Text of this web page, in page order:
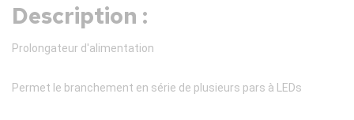
Description :
Prolongateur d'alimentation
Permet le branchement en série de plusieurs pars à LEDs